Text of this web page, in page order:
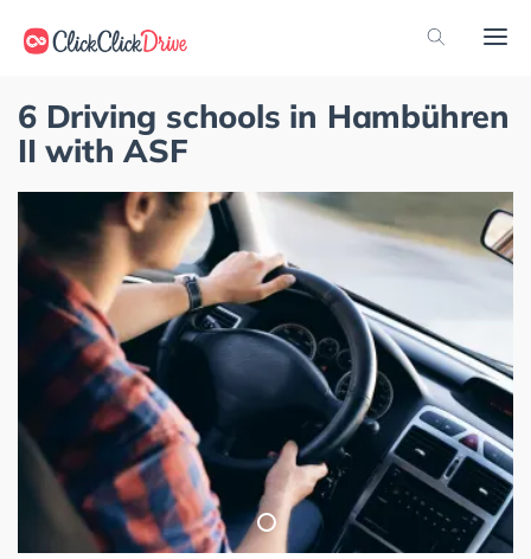
6 Driving schools in Hambühren
II with ASF